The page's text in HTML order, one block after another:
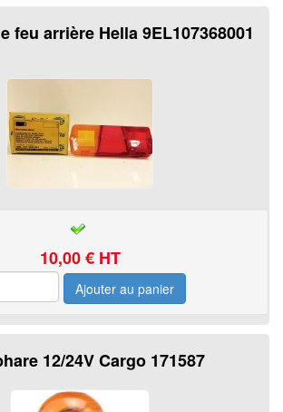
feu arrière Hella 9EL107368001
10,00€ HT
12/24V Cargo 171587